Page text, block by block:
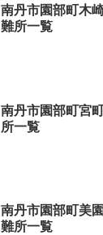
南丹市園部町木
難所一覧
南丹市園部町宮
所一覧
南丹市園部町美
難所一覧